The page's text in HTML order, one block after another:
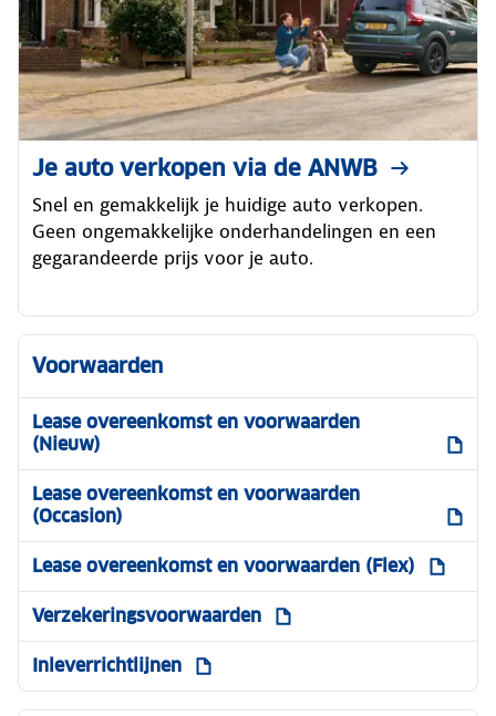
Je auto verkopen via de ANWB
Snel en gemakkelijk je huidige auto verkopen.
Geen ongemakkelijke onderhandelingen en een
gegarandeerde prijs voor je auto.
Voorwaarden
Lease overeenkomst en voorwaarden
(Nieuw)
Lease overeenkomst en voorwaarden
(Occasion)
Lease overeenkomst en voorwaarden (Flex)
Verzekeringsvoorwaarden
Inleverrichtlijnen